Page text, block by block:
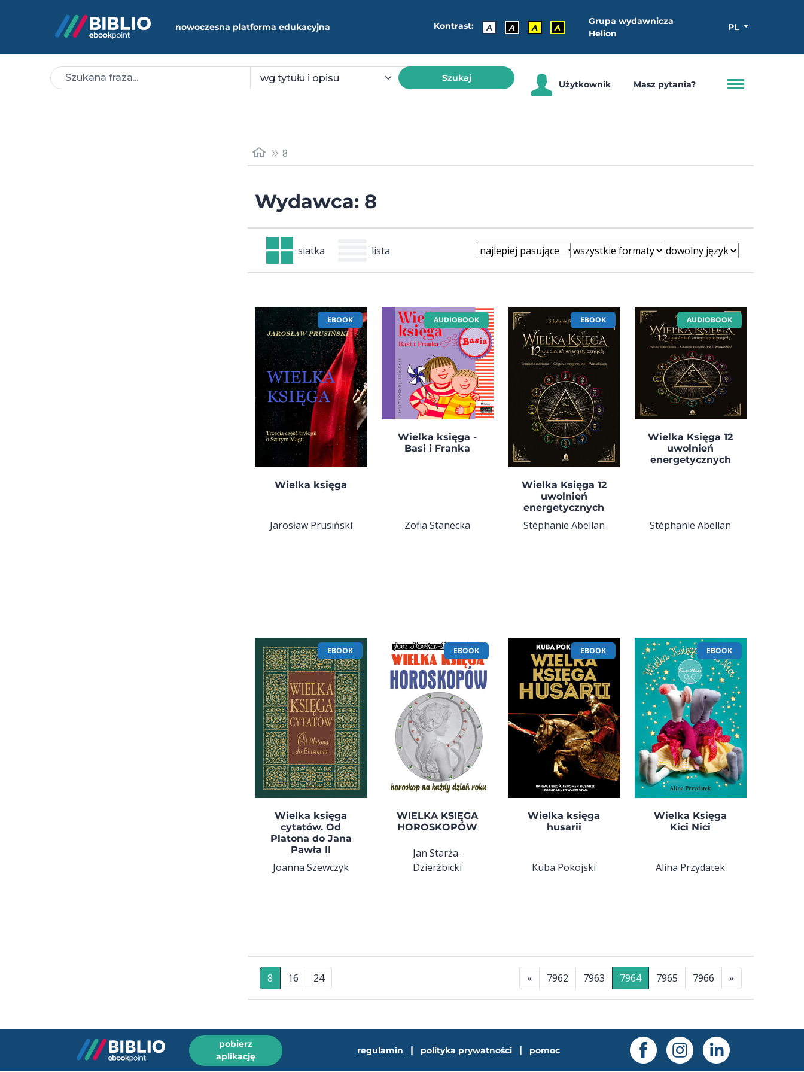
nowoczesna platforma edukacyjna Kontrast: A A A A
Grupa wydawnicza
Helion
PL
Szukaj
Użytkownik Masz pytania?
8
Wydawca: 8
siatka lista
EBOOK
Wielka księga
Jarosław Prusiński
AUDIOBOOK
Wielka księga -
Basi i Franka
Zofia Stanecka
EBOOK
Wielka Księga 12
uwolnień
energetycznych
Stéphanie Abellan
AUDIOBOOK
Wielka Księga 12
uwolnień
energetycznych
Stéphanie Abellan
EBOOK
Wielka księga
cytatów. Od
Platona do Jana
Pawła II
Joanna Szewczyk
EBOOK
WIELKA KSIĘGA
HOROSKOPÓW
Jan Starża-
Dzierżbicki
EBOOK
Wielka księga
husarii
Kuba Pokojski
EBOOK
Wielka Księga
Kici Nici
Alina Przydatek
8 16 24 « 7962 7963 7964 7965 7966 »
pobierz
aplikację
regulamin | polityka prywatności | pomoc